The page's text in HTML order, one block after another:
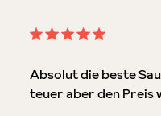
Absolut die beste
teuer aber den Preis